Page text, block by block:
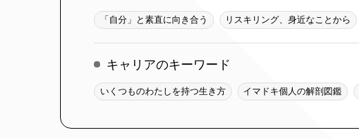
「自分」と素直に向き合う リスキリング、身近なことから
キャリアのキーワード
いくつものわたしを持つ生き方 イマドキ個人の解剖図鑑